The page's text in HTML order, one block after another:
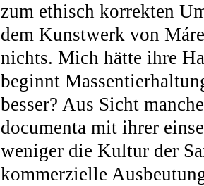
zum ethisch korrekten
dem Kunstwerk von
nichts. Mich hätte ihre
beginnt
besser? Aus Sicht
documenta mit ihrer
weniger die Kultur der
kommerzielle